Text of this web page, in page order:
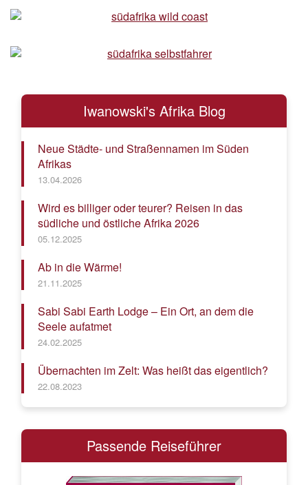
Iwanowski's Afrika Blog
Neue Städte- und Straßennamen im Süden
Afrikas
13.04.2026
Wird es billiger oder teurer? Reisen in das
südliche und östliche Afrika 2026
05.12.2025
Ab in die Wärme!
21.11.2025
Sabi Sabi Earth Lodge – Ein Ort, an dem die
Seele aufatmet
24.02.2025
Übernachten im Zelt: Was heißt das eigentlich?
22.08.2023
Passende Reiseführer